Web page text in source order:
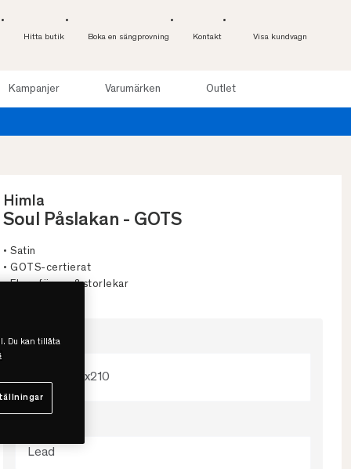
Hitta butik Boka en sängprovning Kontakt Visa kundvagn
Kampanjer Varumärken Outlet
Himla
Soul Påslakan - GOTS
• Satin
• GOTS-certierat
• Flera färger & storlekar
Välj storlek
150x210
Lead
Du kan tillåta